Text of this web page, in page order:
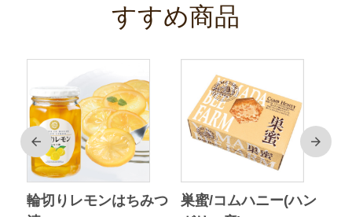
すすめ商品
前
輪切りレモンはちみつ
巣蜜/コムハニー(ハン
次